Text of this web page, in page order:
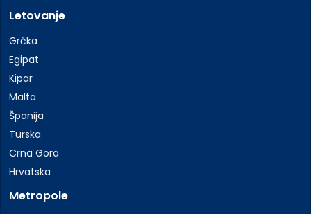
Letovanje
Grčka
Egipat
Kipar
Malta
Španija
Turska
Crna Gora
Hrvatska
Metropole